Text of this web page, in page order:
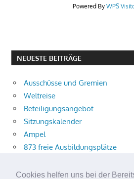
Cookies helfen uns bei der
Powered By WPS
NEUESTE BEITRÄGE
Ausschüsse und Gremien
Weltreise
Beteiligungsangebot
Sitzungskalender
Ampel
873 freie Ausbildungsplätze
Aktuelle Verkehrsmeldungen